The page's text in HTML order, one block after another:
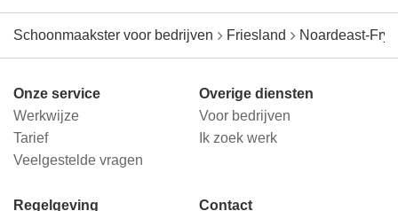
Schoonmaakster voor bedrijven Friesland Noardeast-
Onze service
Werkwijze
Tarief
Veelgestelde vragen
Overige diensten
Voor bedrijven
Ik zoek werk
Regelgeving Contact